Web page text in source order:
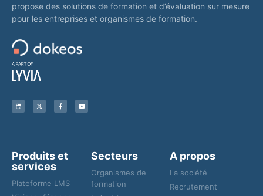
propose des solutions de formation et d’évaluation sur mesure
pour les entreprises et organismes de formation.
Produits et
services
Plateforme LMS
Secteurs
Organismes de
formation
A propos
La société
Recrutement